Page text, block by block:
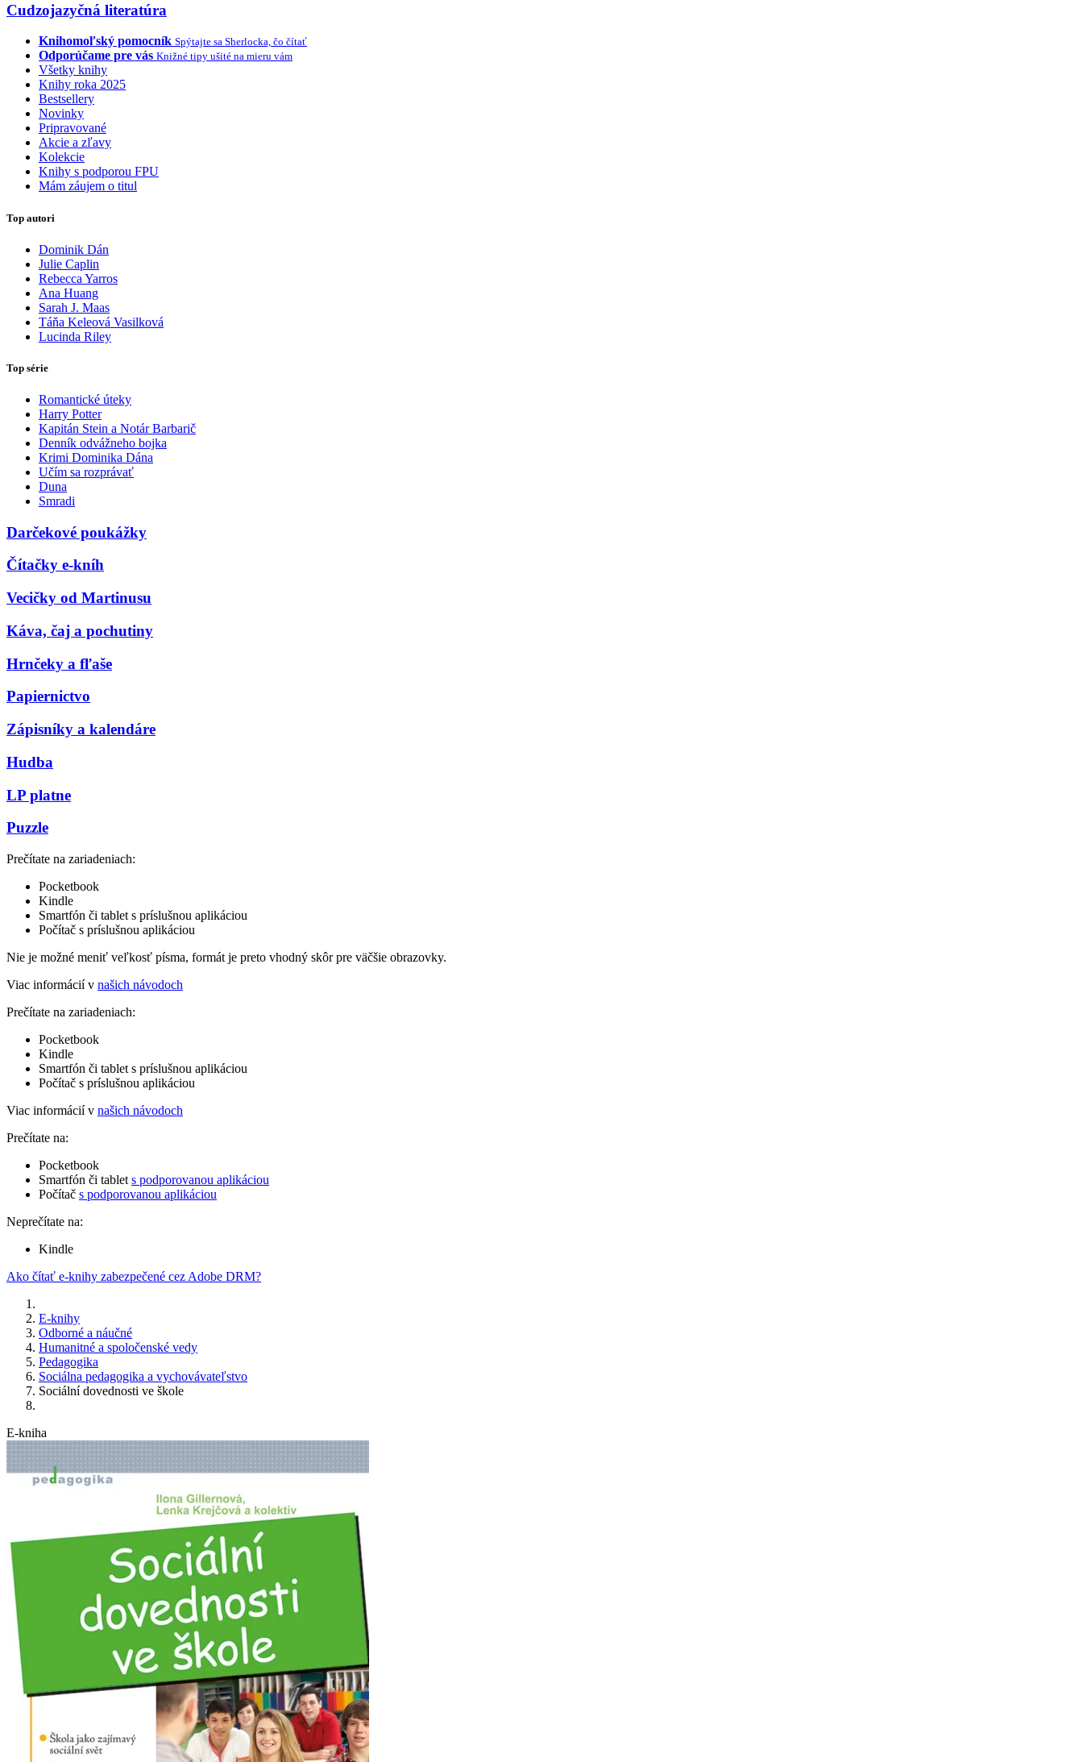
Cudzojazyčná literatúra
Knihomoľský pomocník Spýtajte sa Sherlocka, čo čítať
Odporúčame pre vás Knižné tipy ušité na mieru vám
Všetky knihy
Knihy roka 2025
Bestsellery
Novinky
Pripravované
Akcie a zľavy
Kolekcie
Knihy s podporou FPU
Mám záujem o titul
Top autori
Dominik Dán
Julie Caplin
Rebecca Yarros
Ana Huang
Sarah J. Maas
Táňa Keleová Vasilková
Lucinda Riley
Top série
Romantické úteky
Harry Potter
Kapitán Stein a Notár Barbarič
Denník odvážneho bojka
Krimi Dominika Dána
Učím sa rozprávať
Duna
Smradi
Darčekové poukážky
Čítačky e-kníh
Vecičky od Martinusu
Káva, čaj a pochutiny
Hrnčeky a fľaše
Papiernictvo
Zápisníky a kalendáre
Hudba
LP platne
Puzzle
Prečítate na zariadeniach:
Pocketbook
Kindle
Smartfón či tablet s príslušnou aplikáciou
Počítač s príslušnou aplikáciou
Nie je možné meniť veľkosť písma, formát je preto vhodný skôr pre väčšie obrazovky.
Viac informácií v našich návodoch
Prečítate na zariadeniach:
Pocketbook
Kindle
Smartfón či tablet s príslušnou aplikáciou
Počítač s príslušnou aplikáciou
Viac informácií v našich návodoch
Prečítate na:
Pocketbook
Smartfón či tablet s podporovanou aplikáciou
Počítač s podporovanou aplikáciou
Neprečítate na:
Kindle
Ako čítať e-knihy zabezpečené cez Adobe DRM?
E-knihy
Odborné a náučné
Humanitné a spoločenské vedy
Pedagogika
Sociálna pedagogika a vychovávateľstvo
Sociální dovednosti ve škole
E-kniha